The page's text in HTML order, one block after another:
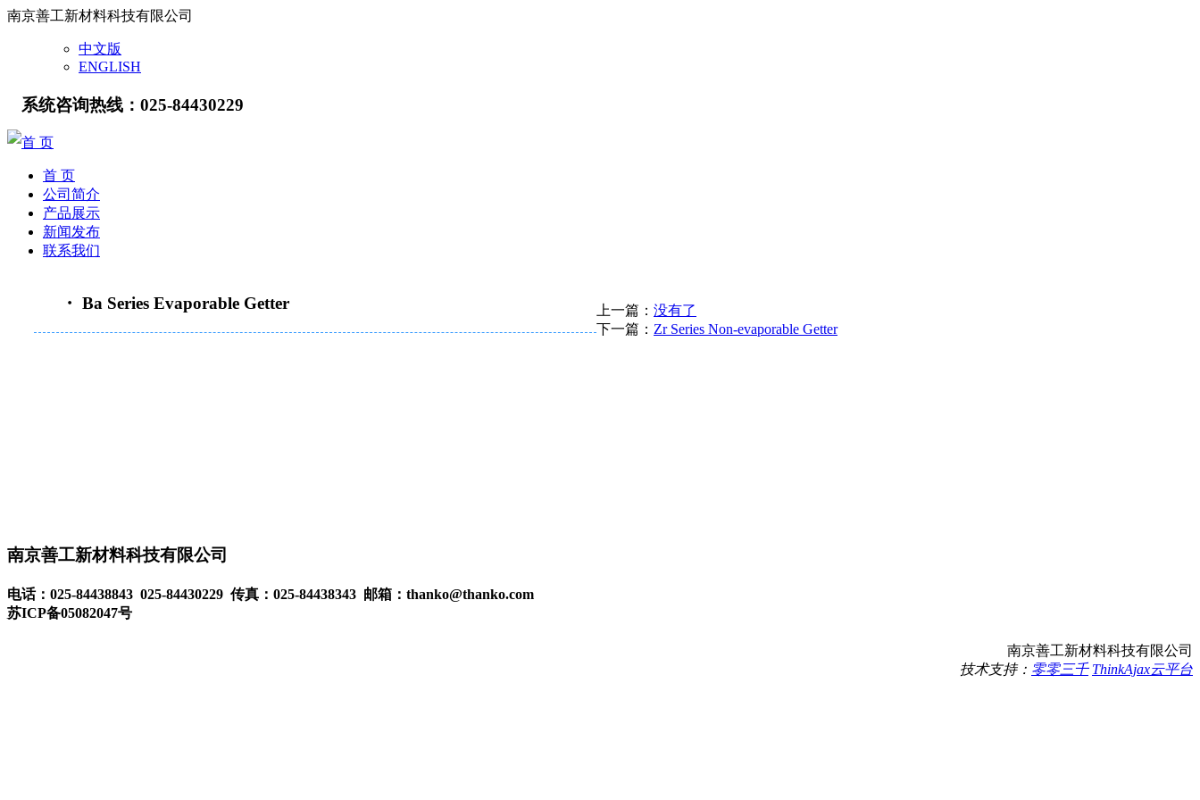
南京善工新材料科技有限公司
中文版
ENGLISH
系统咨询热线：025-84430229
首 页
首 页
公司简介
产品展示
新闻发布
联系我们
・ Ba Series Evaporable Getter 上一篇： 没有了
下一篇： Zr Series Non-evaporable Getter
南京善工新材料科技有限公司
电话：025-84438843 025-84430229 传真：025-84438343 邮箱：thanko@thanko.com
苏ICP备05082047号
南京善工新材料科技有限公司
技术支持： 零零三千 ThinkAjax云平台